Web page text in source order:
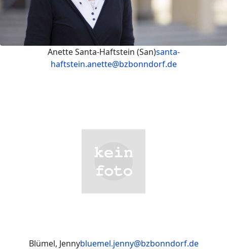
Anette Santa-Haftstein (San)santa-
haftstein.anette@bzbonndorf.de
Blümel, Jennybluemel.jenny@bzbonndorf.de